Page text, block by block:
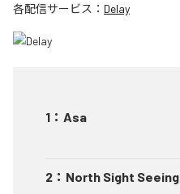
各配信サービス： Delay
1 ： Asa
2 ： North Sight Seeing